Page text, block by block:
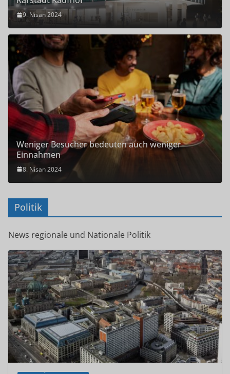
9. Nisan 2024
Weniger Besucher bedeuten auch weniger
Einnahmen
8. Nisan 2024
Politik
News regionale und Nationale Politik